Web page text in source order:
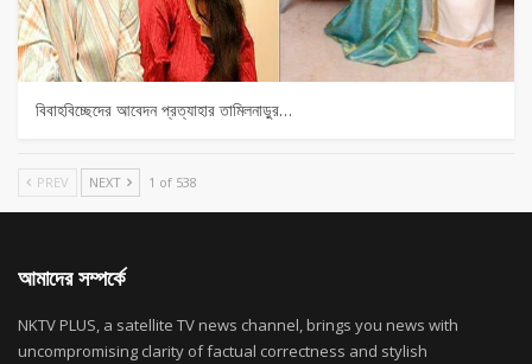
বিবাহবিচ্ছেদের আবেদন প্রত্যাহার তামিলনাড়ুর…
PREV NEXT 1 of 538
আমাদের সম্পর্কে
NKTV PLUS, a satellite TV news channel, brings you news with
uncompromising clarity of factual correctness and stylish